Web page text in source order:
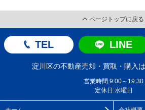
ページトップに戻る
TEL LINE
淀川区の不動産売却・買取・購入
営業時間:9:00～19:30
定休日:水曜日